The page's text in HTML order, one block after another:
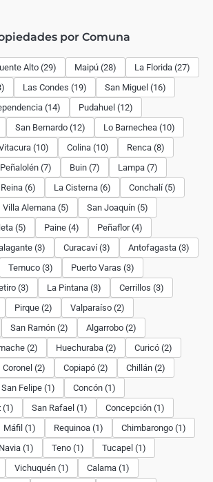
por Comuna
Alto (29) Maipú (28)
La Florida (27)
Las Condes (19)
San Miguel (16)
(14)
Pudahuel (12)
San Bernardo (12)
Lo Barnechea (10)
(10) Colina (10)
Renca (8)
Peñalolén (7) Buin (7)
Lampa (7)
(6) La Cisterna (6)
Conchalí (5)
Villa Alemana (5)
San Joaquín (5)
(5) Paine (4)
Peñaflor (4)
(3) Curacaví (3)
Antofagasta (3)
Temuco (3)
Puerto Varas (3)
(3) La Pintana (3)
Cerrillos (3)
Pirque (2)
Valparaíso (2)
San Ramón (2)
Algarrobo (2)
(2) Huechuraba (2)
Curicó (2)
Coronel (2) Copiapó (2)
Chillán (2)
San Felipe (1)
Concón (1)
(1)
San Rafael (1)
Concepción (1)
Máfil (1) Requinoa (1)
Chimbarongo (1)
(1) Teno (1)
Tucapel (1)
Vichuquén (1)
Calama (1)